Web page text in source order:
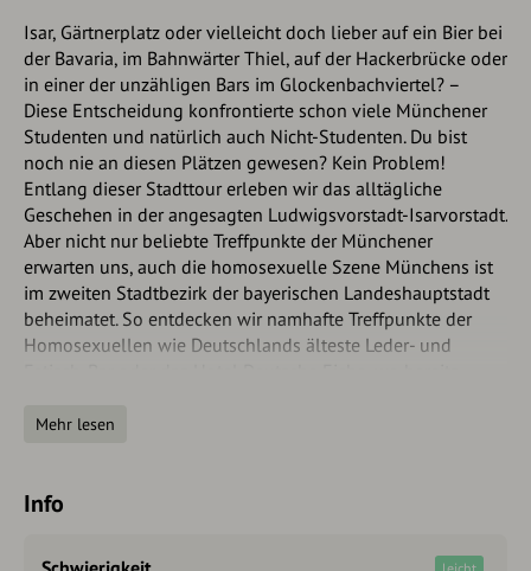
Isar, Gärtnerplatz oder vielleicht doch lieber auf ein Bier bei
der Bavaria, im Bahnwärter Thiel, auf der Hackerbrücke oder
in einer der unzähligen Bars im Glockenbachviertel? –
Diese Entscheidung konfrontierte schon viele Münchener
Studenten und natürlich auch Nicht-Studenten. Du bist
noch nie an diesen Plätzen gewesen? Kein Problem!
Entlang dieser Stadttour erleben wir das alltägliche
Geschehen in der angesagten Ludwigsvorstadt-Isarvorstadt.
Aber nicht nur beliebte Treffpunkte der Münchener
erwarten uns, auch die homosexuelle Szene Münchens ist
im zweiten Stadtbezirk der bayerischen Landeshauptstadt
beheimatet. So entdecken wir namhafte Treffpunkte der
Homosexuellen wie Deutschlands älteste Leder- und
spannende und interessante über das Leben des
Doch auch für etwas Kultur auf der Strecke ist gesorgt:
Mehr lesen
Info